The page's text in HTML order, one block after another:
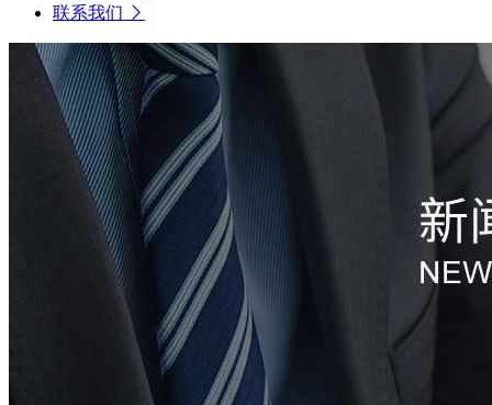
联系我们